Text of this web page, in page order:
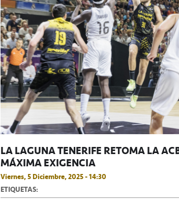
LA LAGUNA TENERIFE RETOMA LA
MÁXIMA EXIGENCIA
Viernes, 5 Diciembre, 2025 - 14:30
ETIQUETAS: